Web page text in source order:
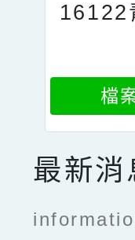
16122
檔
最新消